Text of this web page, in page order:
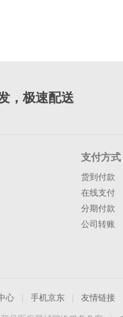
，极速配送
支付方式
货到付款
在线支付
分期付款
公司转账
心 手机京东 友情链接